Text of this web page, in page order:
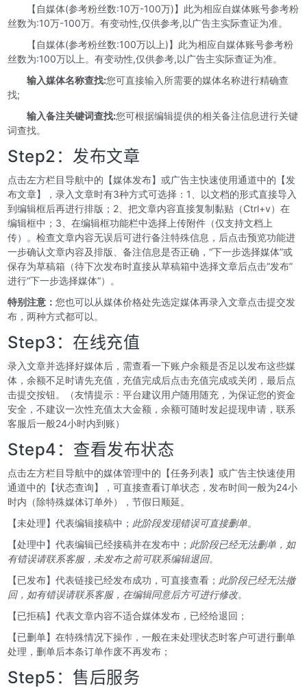
【自媒体(参考粉丝数:10万-100万)】此为相应自媒体账号参考粉
丝数为:10万-100万。有变动性,仅供参考,以广告主实际查证为准。
【自媒体(参考粉丝数:100万以上)】此为相应自媒体账号参考粉
丝数为:100万以上。有变动性,仅供参考,以广告主实际查证为准。
输入媒体名称查找:您可直接输入所需要的媒体名称进行精确查
找;
输入备注关键词查找:您可根据编辑提供的相关备注信息进行关键
词查找。
Step2：发布文章
点击左方栏目导航中的【媒体发布】或广告主快速使用通道中的【发
布文章】，录入文章时有3种方式可选择：1、以文档的形式直接导入
到编辑框后再进行排版；2、把文章内容直接复制黏贴（Ctrl+v）在
编辑框中；3、在编辑框功能栏中选择上传附件（仅支持文档上
传）。检查文章内容无误后可进行备注特殊信息，后点击预览功能进
一步确认文章内容及排版、备注信息是否正确，“下一步选择媒体”或
保存为草稿箱（待下次发布时直接从草稿箱中选择文章后点击“发布”
进行“下一步选择媒体“）。
特别注意：您也可以从媒体价格处先选定媒体再录入文章点击提交发
布，两种方式都可以。
Step3：在线充值
录入文章并选择好媒体后，需查看一下账户余额是否足以发布这些媒
体，余额不足时请先充值，充值完成后点击充值完成或关闭，最后点
击提交按钮。（友情提示：平台建议用户随用随充，为保证您的资金
安全，不建议一次性充值太大金额，余额可随时发起提现申请，联系
客服后一般24小时内到账）
Step4：查看发布状态
点击左方栏目导航中的媒体管理中的【任务列表】或广告主快速使用
通道中的【状态查询】，可直接查看订单状态，发布时间一般为24小
时内（除特殊媒体订单外），节假日顺延。
【未处理】代表编辑接稿中； 此阶段发现错误可直接删单。
【处理中】代表编辑已经接稿并在发布中； 此阶段已经无法删单，如
有错误请联系客服，未发布之前可联系编辑退回。
【已发布】代表链接已经发布成功，可直接查看； 此阶段已经无法撤
回，如有错误请联系客服，在编辑同意后方可进行修改。
【已拒稿】代表文章内容不适合媒体发布，已经给退回；
【已删单】在特殊情况下操作，一般在未处理状态时客户可进行删单
处理，删单后本条订单作废不再发布；
Step5：售后服务